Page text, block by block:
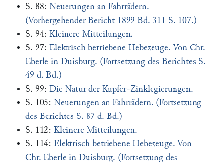
S. 88: Neuerungen an Fahrrädern.
(Vorhergehender Bericht 1899 Bd. 311 S. 107.)
S. 94: Kleinere Mitteilungen.
S. 97: Elektrisch betriebene Hebezeuge. Von Chr.
Eberle in Duisburg. (Fortsetzung des Berichtes S.
49 d. Bd.)
S. 99: Die Natur der Kupfer-Zinklegierungen.
S. 105: Neuerungen an Fahrrädern. (Fortsetzung
des Berichtes S. 87 d. Bd.)
S. 112: Kleinere Mitteilungen.
S. 114: Elektrisch betriebene Hebezeuge. Von
Chr. Eberle in Duisburg. (Fortsetzung des